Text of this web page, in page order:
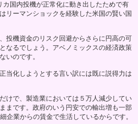
国内投機が正常化に動き出したためで有
リーマンショックを経験した米国の賢い国
投機資金のリスク回避からさらに円高の可
なるでしょう。アベノミックスの経済政策
いのです。
当化しようとする言い訳には既に説得力は
けで、製造業においては５万人減少してい
まです。政府のいう円安での輸出増も一部
企業からの賃金で生活しているからです。